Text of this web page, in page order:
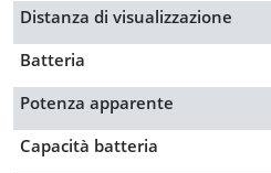
Distanza di visualizzazione
Batteria
Potenza apparente
Capacità batteria